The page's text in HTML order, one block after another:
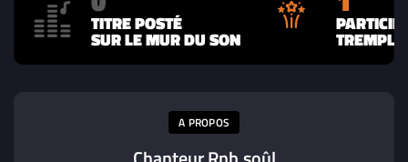
TITRE POSTÉ
SUR LE MUR DU SON
A PROPOS